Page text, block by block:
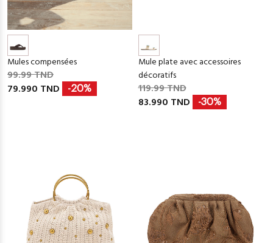
Mules compensées
99.99 TND
79.990 TND
-20%
Mule plate avec accessoires
décoratifs
119.99 TND
83.990 TND
-30%